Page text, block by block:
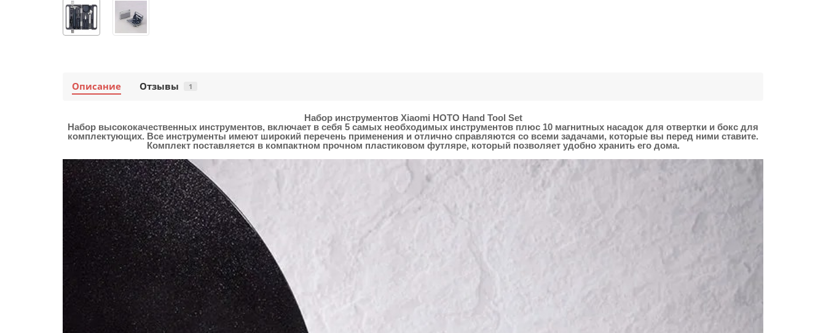
Описание Отзывы 1
Набор инструментов Xiaomi HOTO Hand Tool Set
Набор высококачественных инструментов, включает в себя 5 самых необходимых инструментов плюс 10 магнитных насадок для отвертки и бокс для
комплектующих. Все инструменты имеют широкий перечень применения и отлично справляются со всеми задачами, которые вы перед ними ставите.
Комплект поставляется в компактном прочном пластиковом футляре, который позволяет удобно хранить его дома.